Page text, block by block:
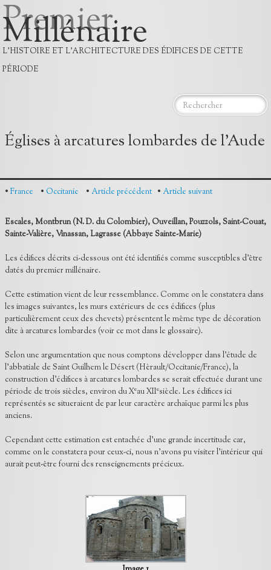
Premier
Millénaire
L'HISTOIRE ET L'ARCHITECTURE DES ÉDIFICES DE CETTE
PÉRIODE
Histoire
Datation
Bibliographie
Églises à arcatures lombardes de l'Aude
• France • Occitanie • Article précédent • Article suivant
Escales, Montbrun (N. D. du Colombier), Ouveillan, Pouzzols, Saint-Couat,
Sainte-Valière, Vinassan, Lagrasse (Abbaye Sainte-Marie)
Les édifices décrits ci-dessous ont été identifiés comme susceptibles d’être
datés du premier millénaire.
Cette estimation vient de leur ressemblance. Comme on le constatera dans
les images suivantes, les murs extérieurs de ces édifices (plus
particulièrement ceux des chevets) présentent le même type de décoration
dite à arcatures lombardes (voir ce mot dans le glossaire).
Selon une argumentation que nous comptons développer dans l’étude de
l’abbatiale de Saint Guilhem le Désert (Hèrault/Occitanie/France), la
construction d’édifices à arcatures lombardes se serait effectuée durant une
période de trois siècles, environ du Xeau XIIesiècle. Les édifices ici
représentés se situeraient de par leur caractère archaïque parmi les plus
anciens.
Cependant cette estimation est entachée d’une grande incertitude car,
comme on le constatera pour ceux-ci, nous n’avons pu visiter l’intérieur qui
aurait peut-être fourni des renseignements précieux.